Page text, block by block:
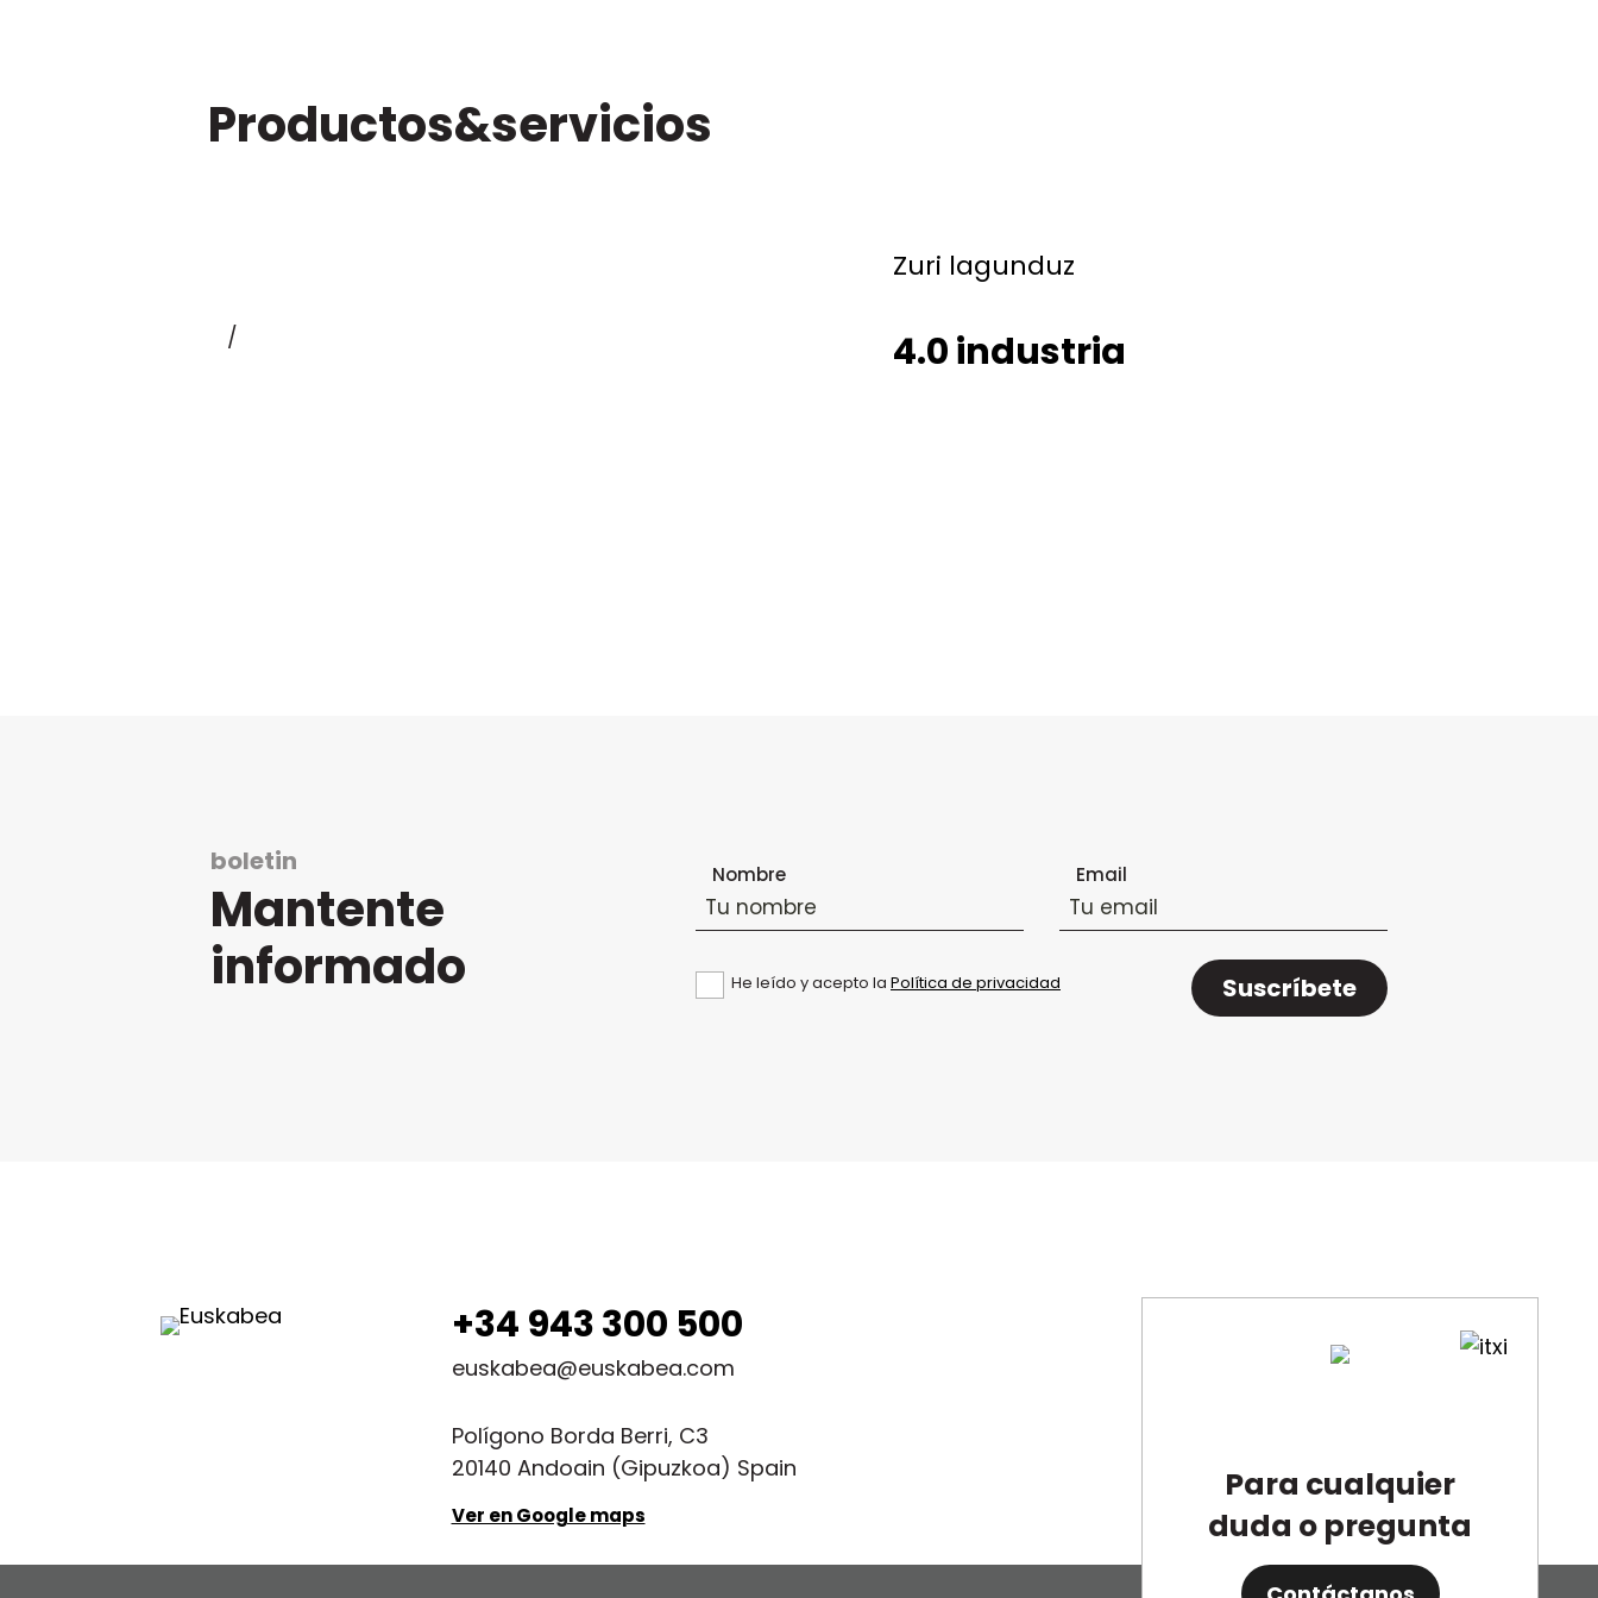
Productos&servicios
Zuri lagunduz
4.0 industria
boletin
Mantente
informado
Nombre Email
He leído y acepto la Política de privacidad Suscríbete
+34 943 300 500
euskabea@euskabea.com
Polígono Borda Berri, C3
20140 Andoain (Gipuzkoa) Spain
Ver en Google maps
Contáctanos
Para cualquier
duda o pregunta